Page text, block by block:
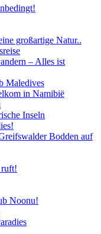
großartige Natur..
– Alles ist
Maledives
in Namibië
Inseln
Bodden auf
Noonu!